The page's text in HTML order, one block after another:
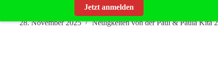
28. November 2025 Neuigkeiten von der Paul & Paula Kita 2
Jetzt anmelden